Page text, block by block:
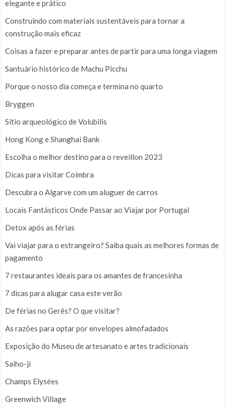
elegante e prático
Construindo com materiais sustentáveis para tornar a
construção mais eficaz
Coisas a fazer e preparar antes de partir para uma longa viagem
Santuário histórico de Machu Picchu
Porque o nosso dia começa e termina no quarto
Bryggen
Sítio arqueológico de Volubilis
Hong Kong e Shanghai Bank
Escolha o melhor destino para o reveillon 2023
Dicas para visitar Coimbra
Descubra o Algarve com um aluguer de carros
Locais Fantásticos Onde Passar ao Viajar por Portugal
Detox após as férias
Vai viajar para o estrangeiro? Saiba quais as melhores formas de
pagamento
7 restaurantes ideais para os amantes de francesinha
7 dicas para alugar casa este verão
De férias no Gerês? O que visitar?
As razões para optar por envelopes almofadados
Exposição do Museu de artesanato e artes tradicionais
Saiho-ji
Champs Elysées
Greenwich Village